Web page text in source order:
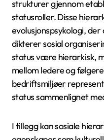
interaksjoner. Disse
for å forstå hvordan
fungerer på tvers av
Hvordan
i ulike sosiale
Sosiale hierarkier
statusroller. Disse
evolusjonspsykologi,